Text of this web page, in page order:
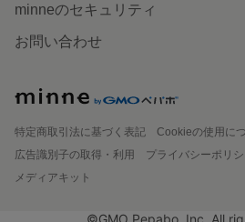
minneのセキュリティ
お問い合わせ
特定商取引法に基づく表記
Cookieの使用に
広告識別子の取得・利用
プライバシーポリ
メディアキット
©GMO Pepabo, Inc. All